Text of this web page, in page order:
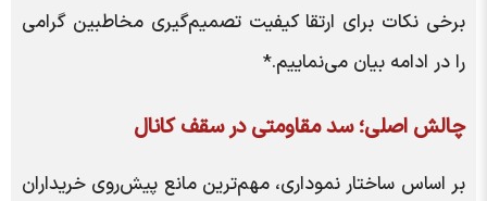
برخی نکات برای ارتقا کیفیت تصمیم‌گیری مخاطبین گرامی
را در ادامه بیان می‌نماییم.*
چالش اصلی؛ سد مقاومتی در سقف کانال
بر اساس ساختار نموداری، مهم‌ترین مانع پیش‌روی خریداران